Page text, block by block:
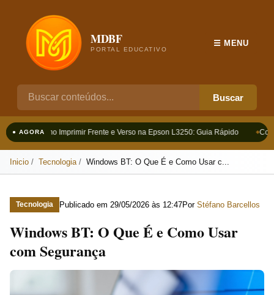
MDBF
PORTAL EDUCATIVO
Buscar
☰ MENU
● AGORAComo Imprimir Frente e Verso na Epson L3250: Guia Rápido
Inicio Tecnologia Windows BT: O Que É e Como Usar c...
Tecnologia Publicado em 29/05/2026 às 12:47Por Stéfano Barcellos
Windows BT: O Que É e Como Usar
com Segurança